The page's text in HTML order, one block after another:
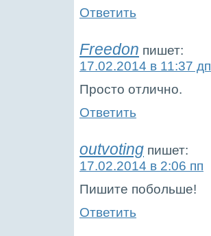
Ответить
Freedon пишет:
17.02.2014 в 11:37 дп
Просто отлично.
Ответить
outvoting пишет:
17.02.2014 в 2:06 пп
Пишите побольше!
Ответить